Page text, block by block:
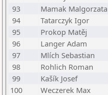
93
Mamak Malgorzata
94
Tatarczyk Igor
95
Prokop Matěj
96
Langer Adam
97
Mlích Sebastian
98
Rohlich Roman
99
Kašík Josef
100
Weczerek Max